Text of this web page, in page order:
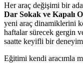
Her araç değişimi bir
Dar Sokak ve Kapalı
yeni araç dinamiklerini
haftalar sürecek gergin
saatte keyifli bir
Eğitimi kendi aracımla